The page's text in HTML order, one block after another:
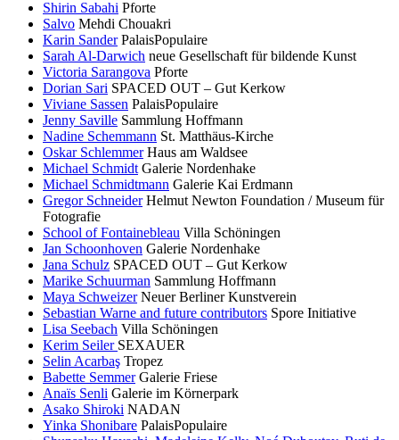
Shirin Sabahi Pforte
Salvo Mehdi Chouakri
Karin Sander PalaisPopulaire
Sarah Al-Darwich neue Gesellschaft für bildende Kunst
Victoria Sarangova Pforte
Dorian Sari SPACED OUT – Gut Kerkow
Viviane Sassen PalaisPopulaire
Jenny Saville Sammlung Hoffmann
Nadine Schemmann St. Matthäus-Kirche
Oskar Schlemmer Haus am Waldsee
Michael Schmidt Galerie Nordenhake
Michael Schmidtmann Galerie Kai Erdmann
Gregor Schneider Helmut Newton Foundation / Museum für
Fotografie
School of Fontainebleau Villa Schöningen
Jan Schoonhoven Galerie Nordenhake
Jana Schulz SPACED OUT – Gut Kerkow
Marike Schuurman Sammlung Hoffmann
Maya Schweizer Neuer Berliner Kunstverein
Sebastian Warne and future contributors Spore Initiative
Lisa Seebach Villa Schöningen
Kerim Seiler SEXAUER
Selin Acarbaş Tropez
Babette Semmer Galerie Friese
Anaïs Senli Galerie im Körnerpark
Asako Shiroki NADAN
Yinka Shonibare PalaisPopulaire